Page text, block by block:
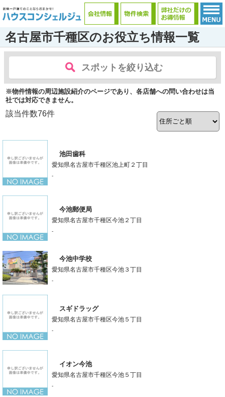
名古屋市千種区のお役立ち情報一覧
スポットを絞り込む
※物件情報の周辺施設紹介のページであり、各店舗への問い合わせは当
社では対応できません。
該当件数76件
池田歯科
愛知県名古屋市千種区池上町２丁目
-
今池郵便局
愛知県名古屋市千種区今池２丁目
-
今池中学校
愛知県名古屋市千種区今池３丁目
-
スギドラッグ
愛知県名古屋市千種区今池５丁目
-
イオン今池
愛知県名古屋市千種区今池５丁目
-